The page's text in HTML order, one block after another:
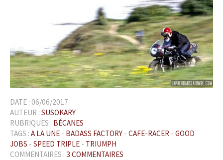
DATE : 06/06/2017
AUTEUR : SUSOKARY
RUBRIQUES : BÉCANES
TAGS : A LA UNE - BADASS FACTORY - CAFE-RACER - GOOD
JOBS - SPEED TRIPLE - TRIUMPH
COMMENTAIRES : 3 COMMENTAIRES